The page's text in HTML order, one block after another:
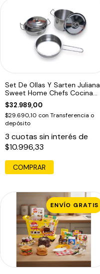
Set De Ollas Y Sarten Juliana
Sweet Home Chefs Cocina
Ed
$32.989,00
$29.690,10 con Transferencia o
depósito
3 cuotas sin interés de
$10.996,33
COMPRAR
ENVÍO GRATIS